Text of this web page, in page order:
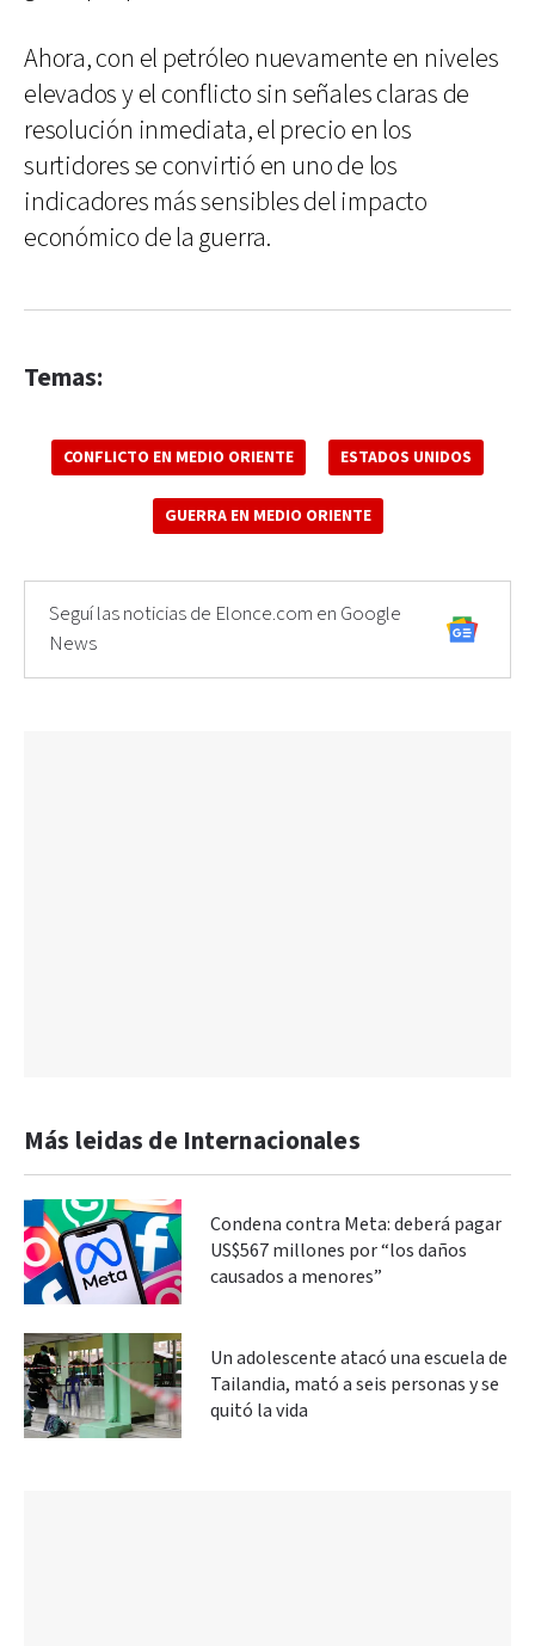
Ahora, con el petróleo nuevamente en niveles
elevados y el conflicto sin señales claras de
resolución inmediata, el precio en los
surtidores se convirtió en uno de los
indicadores más sensibles del impacto
económico de la guerra.
Temas:
CONFLICTO EN MEDIO ORIENTE ESTADOS UNIDOS
GUERRA EN MEDIO ORIENTE
Seguí las noticias de Elonce.com en Google
News
Más leidas de Internacionales
Condena contra Meta: deberá pagar
US$567 millones por “los daños
causados a menores”
Un adolescente atacó una escuela de
Tailandia, mató a seis personas y se
quitó la vida